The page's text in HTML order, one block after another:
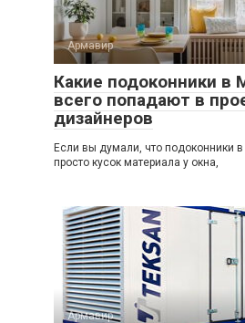
Армавир
Какие подоконники в
всего попадают в
дизайнеров
Если вы думали, что подоконники
просто кусок материала у окна,
Армавир